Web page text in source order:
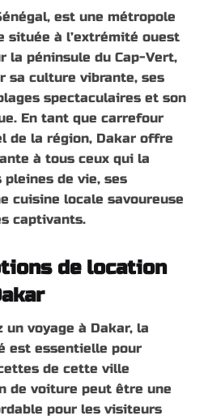
est une métropole
située à l’extrémité ouest
la péninsule du Cap-Vert,
sa culture vibrante, ses
spectaculaires et son
En tant que carrefour
de la région, Dakar offre
à tous ceux qui la
de vie, ses
cuisine locale savoureuse
captivants.
de location
voyage à Dakar, la
est essentielle pour
de cette ville
de voiture peut être une
pour les visiteurs